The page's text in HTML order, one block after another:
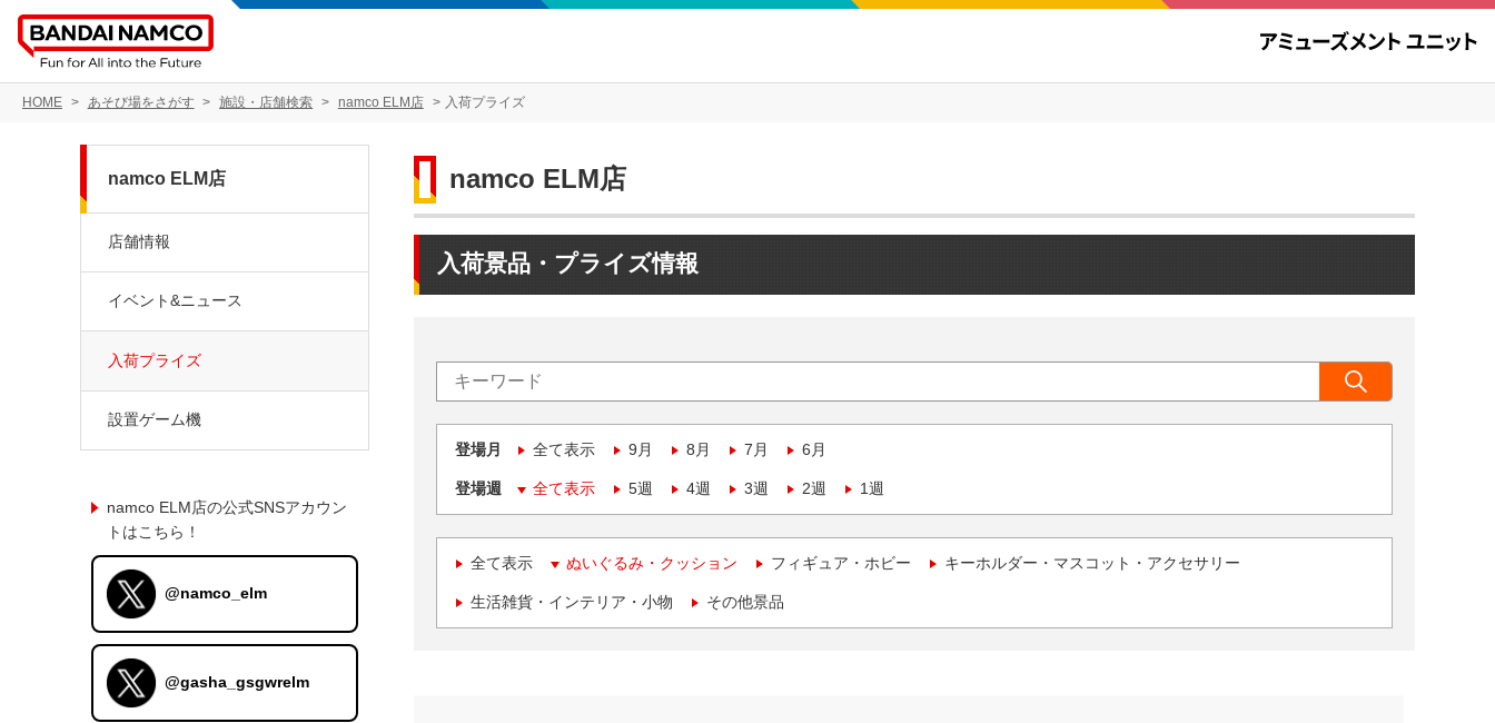
HOME あそび場をさがす 施設・店舗検索 namco ELM店 入荷プライズ
namco ELM店
入荷景品・プライズ情報
登場月 全て表示 9月 8月 7月 6月
登場週 全て表示 5週 4週 3週 2週 1週
全て表示 ぬいぐるみ・クッション フィギュア・ホビー キーホルダー・マスコット・アクセサリー
生活雑貨・インテリア・小物 その他景品
namco ELM店
店舗情報
イベント&ニュース
入荷プライズ
設置ゲーム機
namco ELM店の公式SNSアカウン
トはこちら！
@namco_elm
@gasha_gsgwrelm